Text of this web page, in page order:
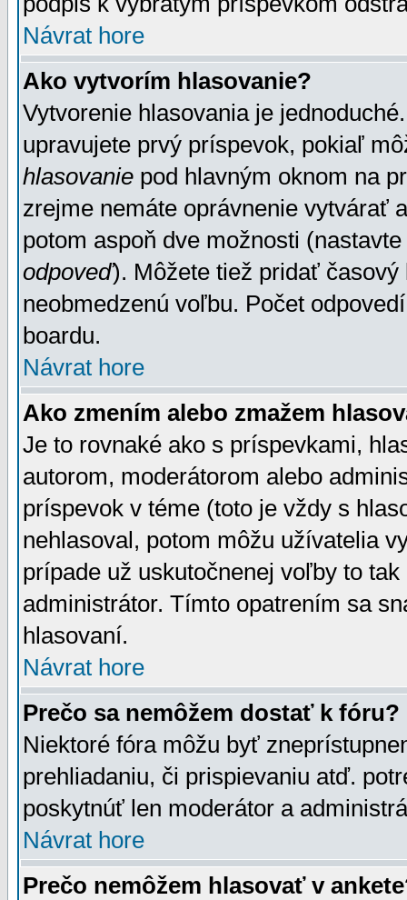
Návrat hore
Ako vytvorím hlasovanie?
Vytvorenie hlasovania je
upravujete prvý príspevok, pokiaľ
hlasovanie pod hlavným oknom na
zrejme nemáte oprávnenie vytvárať
potom aspoň dve možnosti
odpoveď). Môžete tiež pridať
neobmedzenú voľbu. Počet
boardu.
Návrat hore
Ako zmením alebo zmažem
Je to rovnaké ako s príspevkami,
autorom, moderátorom alebo
príspevok v téme (toto je vždy s
nehlasoval, potom môžu užívatelia
prípade už uskutočnenej voľby to
administrátor. Tímto opatrením sa
hlasovaní.
Návrat hore
Prečo sa nemôžem dostať k fóru?
Niektoré fóra môžu byť
prehliadaniu, či prispievaniu atď.
poskytnúť len moderátor a
Návrat hore
Prečo nemôžem hlasovať v